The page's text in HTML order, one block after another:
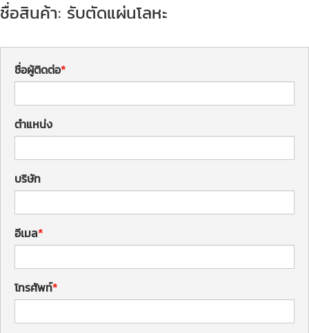
ชื่อสินค้า: รับตัดแผ่นโลหะ
ชื่อผู้ติดต่อ
ตำแหน่ง
บริษัท
อีเมล
โทรศัพท์